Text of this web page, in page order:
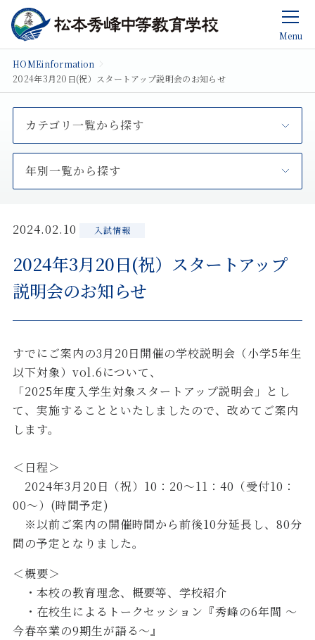
Menu
HOMEinformation
2024年3月20日(祝）スタートアップ説明会のお知らせ
カテゴリ一覧から探す
年別一覧から探す
2024.02.10 入試情報
2024年3月20日(祝）スタートアップ
説明会のお知らせ
すでにご案内の3月20日開催の学校説明会（小学5年生
以下対象）vol.6について、
「2025年度入学生対象スタートアップ説明会」とし
て、実施することといたしましたので、改めてご案内
します。
＜日程＞
2024年3月20日（祝）10：20～11：40（受付10：
00～）(時間予定)
※以前ご案内の開催時間から前後10分延長し、80分
間の予定となりました。
＜概要＞
・本校の教育理念、概要等、学校紹介
・在校生によるトークセッション『秀峰の6年間 ～
今春卒業の9期生が語る～』